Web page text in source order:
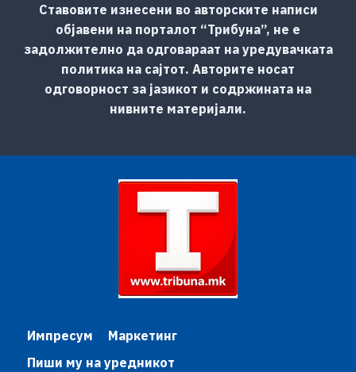
Ставовите изнесени во авторските написи
објавени на порталот “Трибуна”, не е
задолжително да одговараат на уредувачката
политика на сајтот. Авторите носат
одговорност за јазикот и содржината на
нивните материјали.
Импресум
Маркетинг
Пиши му на уредникот